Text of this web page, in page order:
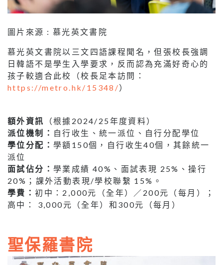
圖片來源 : 慕光英文書院
慕光英文書院以三文四語課程聞名，但張校長強調
日韓語不是學生入學要求，反而認為充滿好奇心的
孩子較適合此校（校長足本訪問：
https://metro.hk/15348/）
額外資訊
（根據2024/25年度資料）
派位機制： 自行收生、統一派位、自行分配學位
學位分配： 學額150個，自行收生40個，其餘統一
派位
面試佔分： 學業成績 40%、面試表現 25%、操行
20%；課外活動表現/學校聯繫 15%。
學費：初中：2,000元（全年）／200元（每月）；
高中： 3,000元（全年）和300元（每月）
聖保羅書院